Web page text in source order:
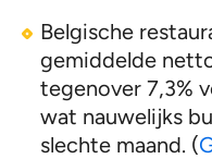
Belgische
gemiddelde
tegenover 7,3%
wat nauwelijks
slechte maand. (